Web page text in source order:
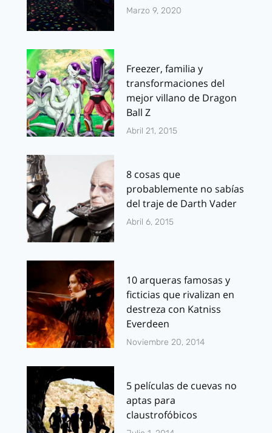
Marzo 9, 2020
Freezer, familia y
transformaciones del
mejor villano de Dragon
Ball Z
Abril 21, 2015
8 cosas que
probablemente no sabías
del traje de Darth Vader
Abril 6, 2015
10 arqueras famosas y
ficticias que rivalizan en
destreza con Katniss
Everdeen
Noviembre 20, 2014
5 películas de cuevas no
aptas para
claustrofóbicos